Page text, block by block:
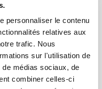
personnaliser le contenu
relatives aux
trafic. Nous
sur l'utilisation de
médias sociaux, de
combiner celles-ci